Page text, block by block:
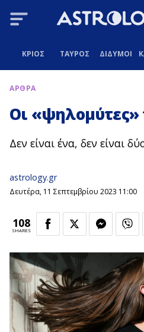
ΚΡΙΟΣ ΤΑΥΡΟΣ ΔΙΔΥΜΟΙ
ΑΡΘΡΑ
Οι «ψηλομύτες»
Δεν είναι ένα, δεν είναι
astrology.gr
Δευτέρα, 11 Σεπτεμβρίου 2023 11:00
108
SHARES